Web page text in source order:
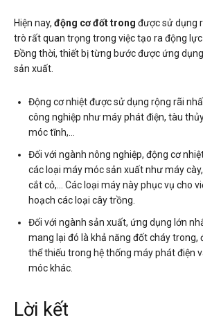
Hiện nay, động cơ đốt trong được sử dụng
trò rất quan trọng trong việc tạo ra động
Đồng thời, thiết bị từng bước được ứng
sản xuất.
Động cơ nhiệt được sử dụng rộng rãi
công nghiệp như máy phát điện, tàu
móc tĩnh,…
Đối với ngành nông nghiệp, động cơ
các loại máy móc sản xuất như máy
cắt cỏ,… Các loại máy này phục vụ cho
hoạch các loại cây trồng.
Đối với ngành sản xuất, ứng dụng lớn
mang lại đó là khả năng đốt cháy trong,
thể thiếu trong hệ thống máy phát điện
móc khác.
Lời kết